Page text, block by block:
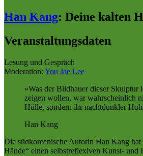
Han Kang: Deine kalten
Veranstaltungsdaten
Lesung und Gespräch
Moderation: You Jae Lee
Was der Bildhauer dieser Skulptur
zeigen wollen, war wahrscheinlich
Hülle, sondern ihr nachtdunkler
Han Kang
Die südkoreanische Autorin Han Kang
Hände“ einen selbstreflexiven Kunst- und